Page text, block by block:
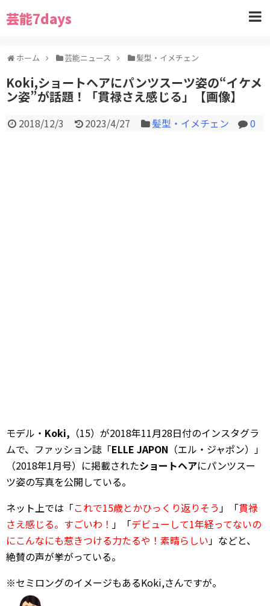
芸能7days
ホーム 芸能ニュース 髪型・イメチェン
Koki,ショートヘアにパンツスーツ姿の“イケメ
ン姿”が話題！「貫禄さえ感じる」【画像】
2018/12/3 2023/4/27 髪型・イメチェン 0
モデル・ Koki, （15）が2018年11月28日付のインスタグラ
ムで、ファッション誌「ELLE JAPON （エル・ジャポン）」
（2018年1月号）に掲載されたショートヘアにパンツスー
ツ姿の写真を公開している。
ネット上では「これで15歳とかひっくり返りそう」「貫禄
さえ感じる。すごいわ！ 」「デビューして1年経ってないの
にこんなにも惹きつける力たるや！素晴らしい」などと、
絶賛の声が挙がっている。
※セミロングのイメージもあるKoki,さんですが。